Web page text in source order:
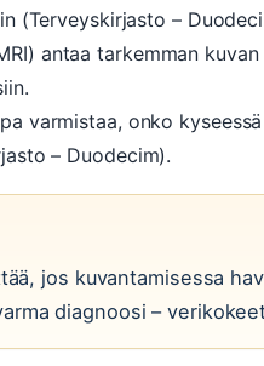
(Terveyskirjasto –
antaa tarkemman
varmistaa, onko
– Duodecim).
jos kuvantamisessa
diagnoosi –